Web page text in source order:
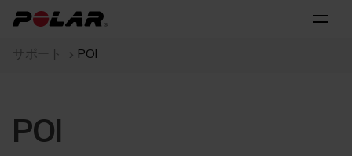
サポート POI
POI